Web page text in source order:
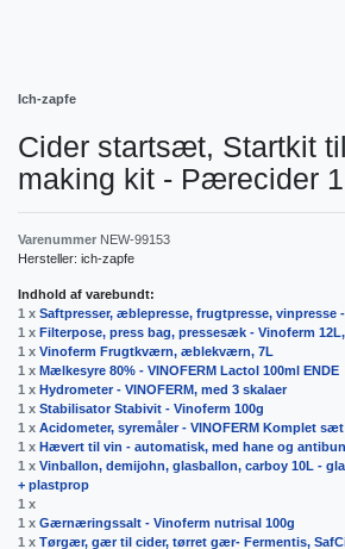
Ich-zapfe
Cider startsæt, Startkit
making kit - Pærecider
Varenummer NEW-99153
Hersteller: ich-zapfe
Indhold af varebundt:
1 x Saftpresser, æblepresse, frugtpresse, vinpresse
1 x Filterpose, press bag, pressesæk - Vinoferm 12L,
1 x Vinoferm Frugtkværn, æblekværn, 7L
1 x Mælkesyre 80% - VINOFERM Lactol 100ml ENDE
1 x Hydrometer - VINOFERM, med 3 skalaer
1 x Stabilisator Stabivit - Vinoferm 100g
1 x Acidometer, syremåler - VINOFERM Komplet sæt
1 x Hævert til vin - automatisk, med hane og
1 x Vinballon, demijohn, glasballon, carboy 10L -
+ plastprop
1 x
1 x Gærnæringssalt - Vinoferm nutrisal 100g
1 x Tørgær, gær til cider, tørret gær- Fermentis,